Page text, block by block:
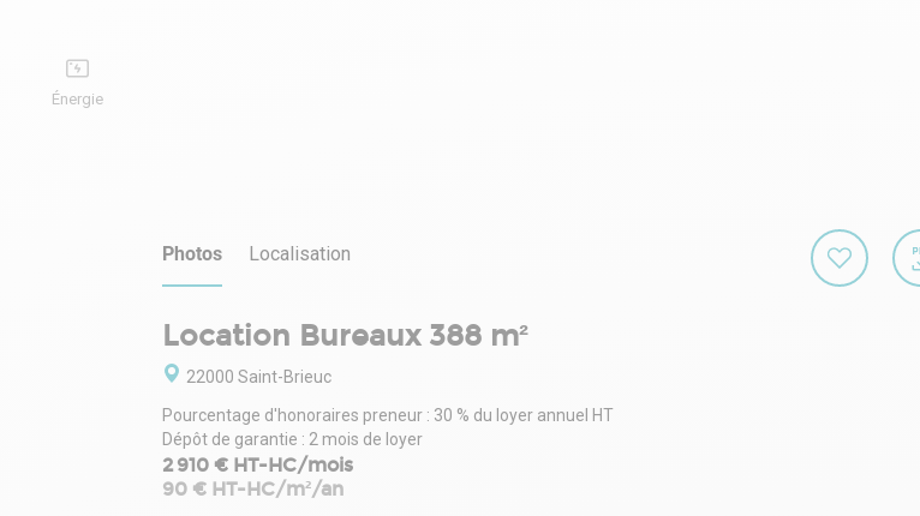
Énergie
Photos Localisation
Location Bureaux 388 m²
22000 Saint-Brieuc
Pourcentage d'honoraires preneur : 30 % du loyer annuel HT
Dépôt de garantie : 2 mois de loyer
2 910 € HT-HC/mois
90 € HT-HC/m²/an